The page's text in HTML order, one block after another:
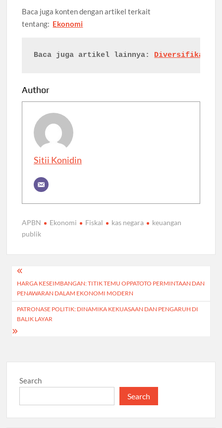
Baca juga konten dengan artikel terkait
tentang: Ekonomi
Baca juga artikel lainnya: Diversifikasi
Author
Sitii Konidin
APBN Ekonomi Fiskal kas negara
keuangan
publik
Post
navigation
HARGA KESEIMBANGAN: TITIK TEMU OPPATOTO PERMINTAAN DAN
PENAWARAN DALAM EKONOMI MODERN
PATRONASE POLITIK: DINAMIKA KEKUASAAN DAN PENGARUH DI
BALIK LAYAR
Search
Search